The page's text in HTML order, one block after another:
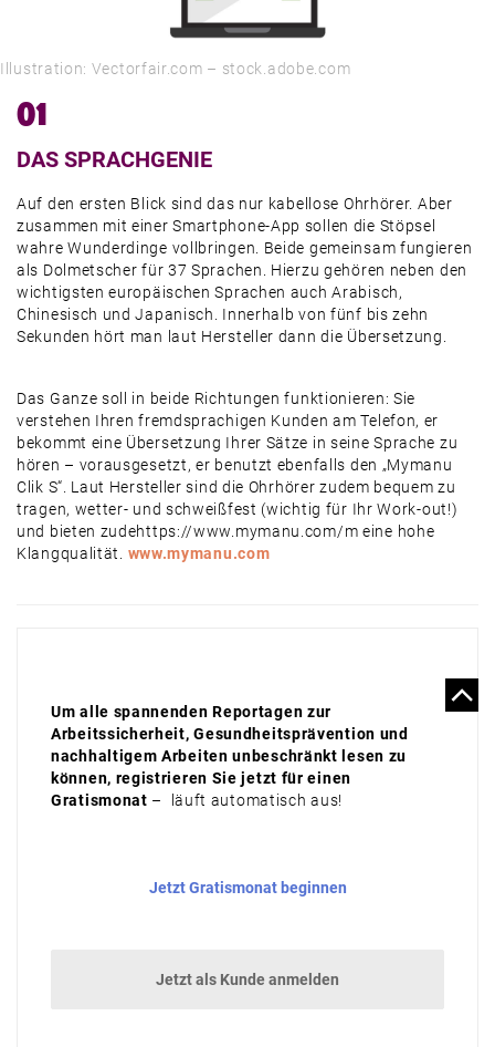
Illustration: Vectorfair.com – stock.adobe.com
01
DAS SPRACHGENIE
Auf den ersten Blick sind das nur kabellose Ohrhörer. Aber
zusammen mit einer Smartphone-App sollen die Stöpsel
wahre Wunderdinge vollbringen. Beide gemeinsam fungieren
als Dolmetscher für 37 Sprachen. Hierzu gehören neben den
wichtigsten europäischen Sprachen auch Arabisch,
Chinesisch und Japanisch. Innerhalb von fünf bis zehn
Sekunden hört man laut Hersteller dann die Übersetzung.
Das Ganze soll in beide Richtungen funktionieren: Sie
verstehen Ihren fremdsprachigen Kunden am Telefon, er
bekommt eine Übersetzung Ihrer Sätze in seine Sprache zu
hören – vorausgesetzt, er benutzt ebenfalls den „Mymanu
Clik S“. Laut Hersteller sind die Ohrhörer zudem bequem zu
tragen, wetter- und schweißfest (wichtig für Ihr Work-out!)
und bieten zudehttps://www.mymanu.com/m eine hohe
Klangqualität. www.mymanu.com
Um alle spannenden Reportagen zur
Arbeitssicherheit, Gesundheitsprävention und
nachhaltigem Arbeiten unbeschränkt lesen zu
können, registrieren Sie jetzt für einen
Gratismonat – läuft automatisch aus!
Jetzt Gratismonat beginnen
Jetzt als Kunde anmelden